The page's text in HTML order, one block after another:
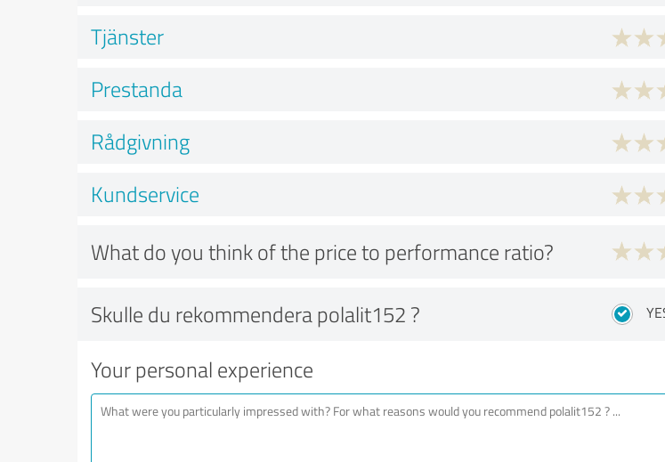
Tjänster
Prestanda
Rådgivning
Kundservice
What do you think of the price to performance ratio?
Skulle du rekommendera polalit152 ?
Your personal experience